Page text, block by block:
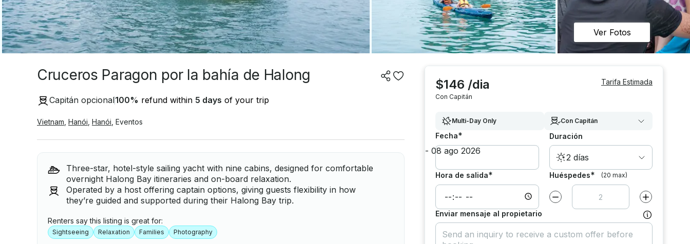
Ver Fotos
Cruceros Paragon por la bahía de Halong
Capitán opcional100% refund within 5 days of your trip
Vietnam Hanói Hanói Eventos
Three-star, hotel-style sailing yacht with nine cabins, designed for comfortable
overnight Halong Bay itineraries and on-board relaxation.
Operated by a host offering captain options, giving guests flexibility in how
they’re guided and supported during their Halong Bay trip.
Renters say this listing is great for:
Sightseeing Relaxation Families Photography
$146 /dia
Con Capitán
Tarifa Estimada
Multi-Day Only Con Capitán
Fecha* Duración
2 días
Hora de salida* Huéspedes* (20 max)
Disminuir el valor por Aumentar el
Enviar mensaje al propietario